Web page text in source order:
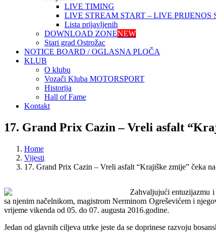
LIVE TIMING
LIVE STREAM START – LIVE PRIJENOS
Lista prijavljenih
DOWNLOAD ZONENEW
Stari grad Ostrožac
NOTICE BOARD / OGLASNA PLOČA
KLUB
O klubu
Vozači Kluba MOTORSPORT
Historija
Hall of Fame
Kontakt
17. Grand Prix Cazin – Vreli asfalt
Home
Vijesti
17. Grand Prix Cazin – Vreli asfalt “Krajiške zmije” čeka
Zahvaljujući entuzijazmu
sa njenim načelnikom, magistrom Nerminom Ogreševićem i
vrijeme vikenda od 05. do 07. augusta 2016.godine.
Jedan od glavnih ciljeva utrke jeste da se doprinese razvoju